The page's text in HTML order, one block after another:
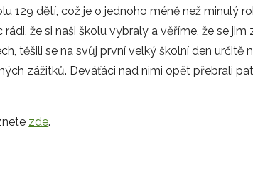
129 dětí, což je o jednoho méně než minulý
rádi, že si naši školu vybraly a věříme, že se
těšili se na svůj první velký školní den určitě
zážitků. Deváťáci nad nimi opět přebrali
zde.